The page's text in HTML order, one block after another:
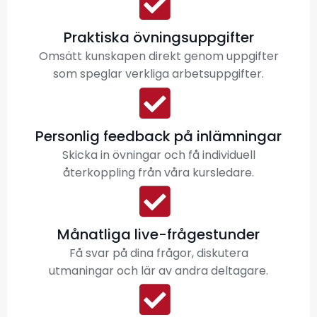
Praktiska övningsuppgifter
Omsätt kunskapen direkt genom uppgifter
som speglar verkliga arbetsuppgifter.
Personlig feedback på inlämningar
Skicka in övningar och få individuell
återkoppling från våra kursledare.
Månatliga live-frågestunder
Få svar på dina frågor, diskutera
utmaningar och lär av andra deltagare.